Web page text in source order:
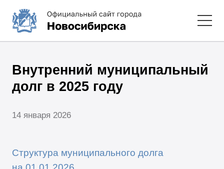
Внутренний муниципальный
долг в 2025 году
14 января 2026
Структура муниципального долга